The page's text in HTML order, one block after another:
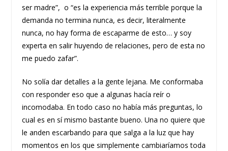
ser madre”, o “es la experiencia más terrible porque la
demanda no termina nunca, es decir, literalmente
nunca, no hay forma de escaparme de esto… y soy
experta en salir huyendo de relaciones, pero de esta no
me puedo zafar”.
No solía dar detalles a la gente lejana. Me conformaba
con responder eso que a algunas hacía reír o
incomodaba. En todo caso no había más preguntas, lo
cual es en sí mismo bastante bueno. Una no quiere que
le anden escarbando para que salga a la luz que hay
momentos en los que simplemente cambiaríamos toda